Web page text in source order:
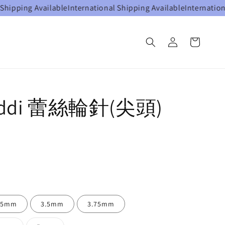
AvailableInternational Shipping AvailableInternational
蕾絲輪針(尖頭)
3.5mm 3.75mm